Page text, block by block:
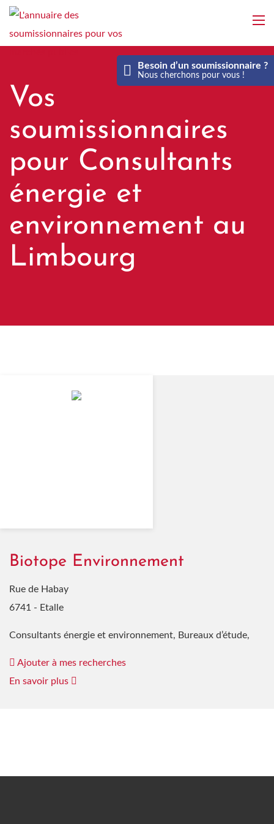
Aller
contenu
Besoin d’un soumissionnaire ?
Nous cherchons pour vous !
Vos
soumissionnaires
pour Consultants
énergie et
environnement au
Limbourg
Biotope Environnement
Rue de Habay
6741 - Etalle
Consultants énergie et environnement, Bureaux d’étude,
Ajouter à mes recherches
En savoir plus